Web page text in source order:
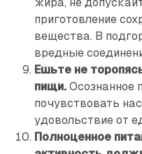
жира, не
приготовление
вещества. В
вредные
Ешьте не
пищи.Осознанное
почувствовать
удовольствие от
Полноценное